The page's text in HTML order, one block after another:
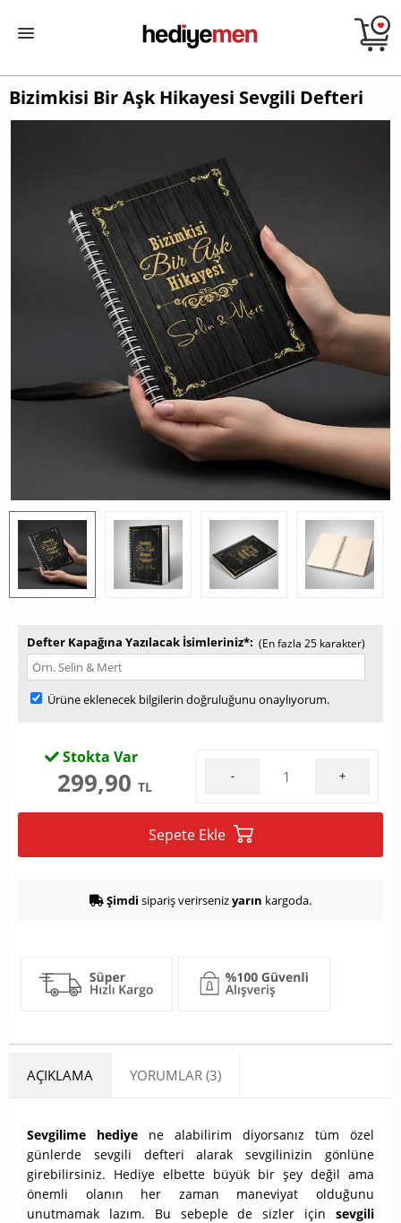
Bizimkisi Bir Aşk Hikayesi Sevgili Defteri
Defter Kapağına Yazılacak İsimleriniz* (En fazla 25 karakter)
Ürüne eklenecek bilgilerin doğruluğunu onaylıyorum.
Stokta Var
299,90 TL
- +
Sepete Ekle
Şimdi sipariş verirsenizyarın kargoda.
AÇIKLAMA YORUMLAR (3)
Sevgilime hediye ne alabilirim diyorsanız tüm özel
günlerde sevgili defteri alarak sevgilinizin gönlüne
girebilirsiniz. Hediye elbette büyük bir şey değil ama
önemli olanın her zaman maneviyat olduğunu
unutmamak lazım. Bu sebeple de sizler için sevgili